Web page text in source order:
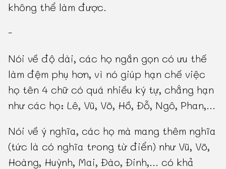
không thể làm được.
-
Nói về độ dài, các họ ngắn gọn có ưu thế
làm đệm phụ hơn, vì nó giúp hạn chế việc
họ tên 4 chữ có quá nhiều ký tự, chẳng hạn
như các họ: Lê, Vũ, Võ, Hồ, Đỗ, Ngô, Phan,...
Nói về ý nghĩa, các họ mà mang thêm nghĩa
(tức là có nghĩa trong từ điển) như Vũ, Võ,
Hoàng, Huỳnh, Mai, Đào, Đinh,... có khả